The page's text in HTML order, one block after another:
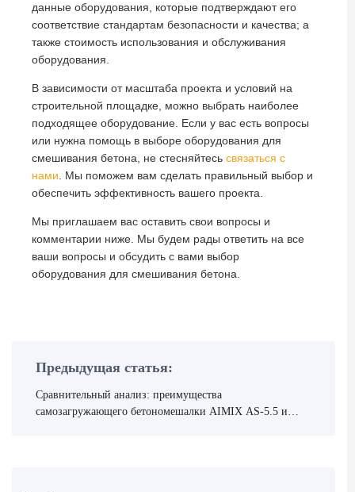
данные оборудования, которые подтверждают его
соответствие стандартам безопасности и качества; а
также стоимость использования и обслуживания
оборудования.
В зависимости от масштаба проекта и условий на
строительной площадке, можно выбрать наиболее
подходящее оборудование. Если у вас есть вопросы
или нужна помощь в выборе оборудования для
смешивания бетона, не стесняйтесь связаться с
нами . Мы поможем вам сделать правильный выбор и
обеспечить эффективность вашего проекта.
Мы приглашаем вас оставить свои вопросы и
комментарии ниже. Мы будем рады ответить на все
ваши вопросы и обсудить с вами выбор
оборудования для смешивания бетона.
Предыдущая статья:
Сравнительный анализ: преимущества
самозагружающего бетономешалки AIMIX AS-5.5 и